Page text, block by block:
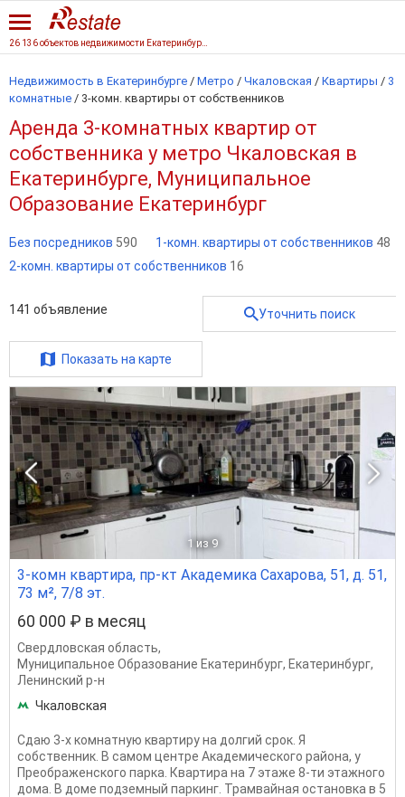
Недвижимость в Екатеринбурге / Метро / Чкаловская / Квартиры / 3
комнатные / 3-комн. квартиры от собственников
Аренда 3-комнатных квартир от
собственника у метро Чкаловская в
Екатеринбурге, Муниципальное
Образование Екатеринбург
Без посредников 590 1-комн. квартиры от собственников 48
2-комн. квартиры от собственников 16
141 объявление Уточнить поиск
Показать на карте
1 из 9
3-комн квартира, пр-кт Академика Сахарова, 51, д. 51,
73 м², 7/8 эт.
60 000 ₽ в месяц
Свердловская область,
Муниципальное Образование Екатеринбург, Екатеринбург,
Ленинский р-н
Чкаловская
Сдаю 3-х комнатную квартиру на долгий срок. Я
собственник. В самом центре Академического района, у
Преображенского парка. Квартира на 7 этаже 8-ти этажного
дома. В доме подземный паркинг. Трамвайная остановка в 5